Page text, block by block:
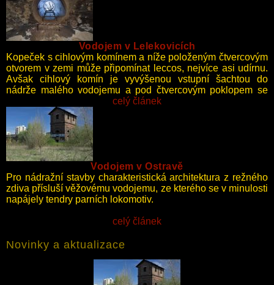
Vodojem v Lelekovicích
Kopeček s cihlovým komínem a níže položeným čtvercovým
otvorem v zemi může připomínat leccos, nejvíce asi udírnu.
Avšak cihlový komín je vyvýšenou vstupní šachtou do
nádrže malého vodojemu a pod čtvercovým poklopem se
nacházela jednoduchá armaturní komora.
celý článek
Vodojem v Ostravě
Pro nádražní stavby charakteristická architektura z režného
zdiva přísluší věžovému vodojemu, ze kterého se v minulosti
napájely tendry parních lokomotiv.
celý článek
Novinky a aktualizace